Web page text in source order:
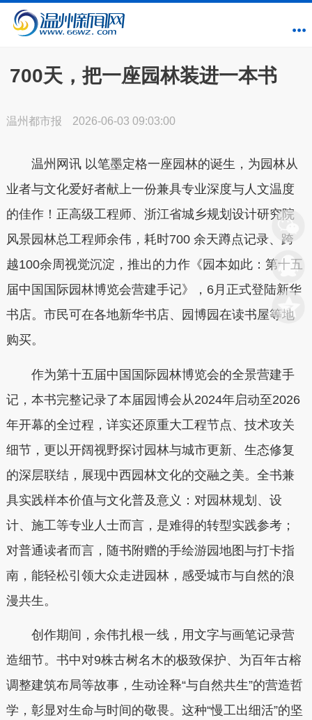
700天，把一座园林装进一本书
温州都市报 2026-06-03 09:03:00
温州网讯 以笔墨定格一座园林的诞生，为园林从
业者与文化爱好者献上一份兼具专业深度与人文温度
的佳作！正高级工程师、浙江省城乡规划设计研究院
风景园林总工程师余伟，耗时700 余天蹲点记录、跨
越100余周视觉沉淀，推出的力作《园本如此：第十五
届中国国际园林博览会营建手记》，6月正式登陆新华
书店。市民可在各地新华书店、园博园在读书屋等地
购买。
作为第十五届中国国际园林博览会的全景营建手
记，本书完整记录了本届园博会从2024年启动至2026
年开幕的全过程，详实还原重大工程节点、技术攻关
细节，更以开阔视野探讨园林与城市更新、生态修复
的深层联结，展现中西园林文化的交融之美。全书兼
具实践样本价值与文化普及意义：对园林规划、设
计、施工等专业人士而言，是难得的转型实践参考；
对普通读者而言，随书附赠的手绘游园地图与打卡指
南，能轻松引领大众走进园林，感受城市与自然的浪
漫共生。
创作期间，余伟扎根一线，用文字与画笔记录营
造细节。书中对9株古树名木的极致保护、为百年古榕
调整建筑布局等故事，生动诠释“与自然共生”的营造哲
学，彰显对生命与时间的敬畏。这种“慢工出细活”的坚